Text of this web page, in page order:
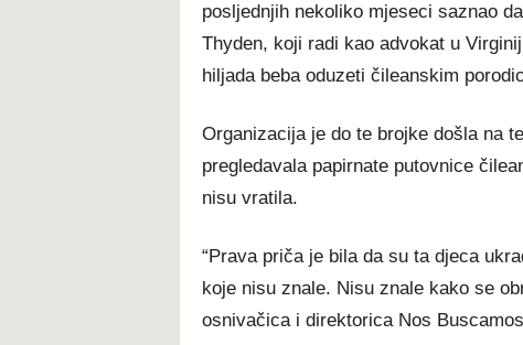
posljednjih nekoliko mjeseci saznao
Thyden, koji radi kao advokat u
hiljada beba oduzeti čileanskim
Organizacija je do te brojke došla na
pregledavala papirnate putovnice
nisu vratila.
“Prava priča je bila da su ta djeca
koje nisu znale. Nisu znale kako se
osnivačica i direktorica Nos